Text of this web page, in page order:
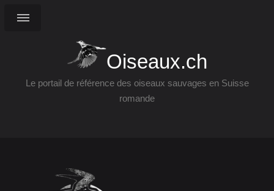
Oiseaux.ch
Le portail de référence des oiseaux sauvages en Suisse
romande